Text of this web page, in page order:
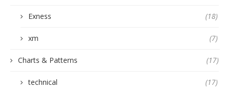
Exness (18)
xm (7)
Charts & Patterns (17)
technical (17)